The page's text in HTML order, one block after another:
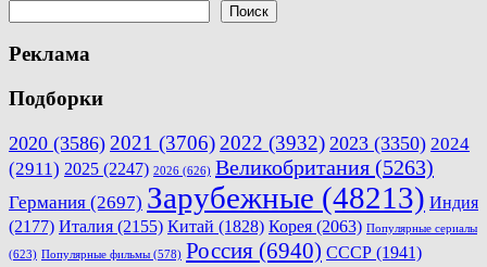
Поиск
Реклама
Подборки
2020 (3586) 2021 (3706) 2022 (3932) 2023 (3350) 2024
(2911) 2025 (2247) 2026 (626) Великобритания (5263)
Германия (2697) Зарубежные (48213) Индия
(2177) Италия (2155) Китай (1828) Корея (2063) Популярные сериалы
(623) Популярные фильмы (578) Россия (6940) СССР (1941)